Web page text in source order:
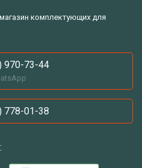
комплектующих для
970-73-44
778-01-38